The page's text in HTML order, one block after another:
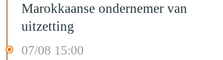
Marokkaanse ondernemer van
uitzetting
07/08 15:00